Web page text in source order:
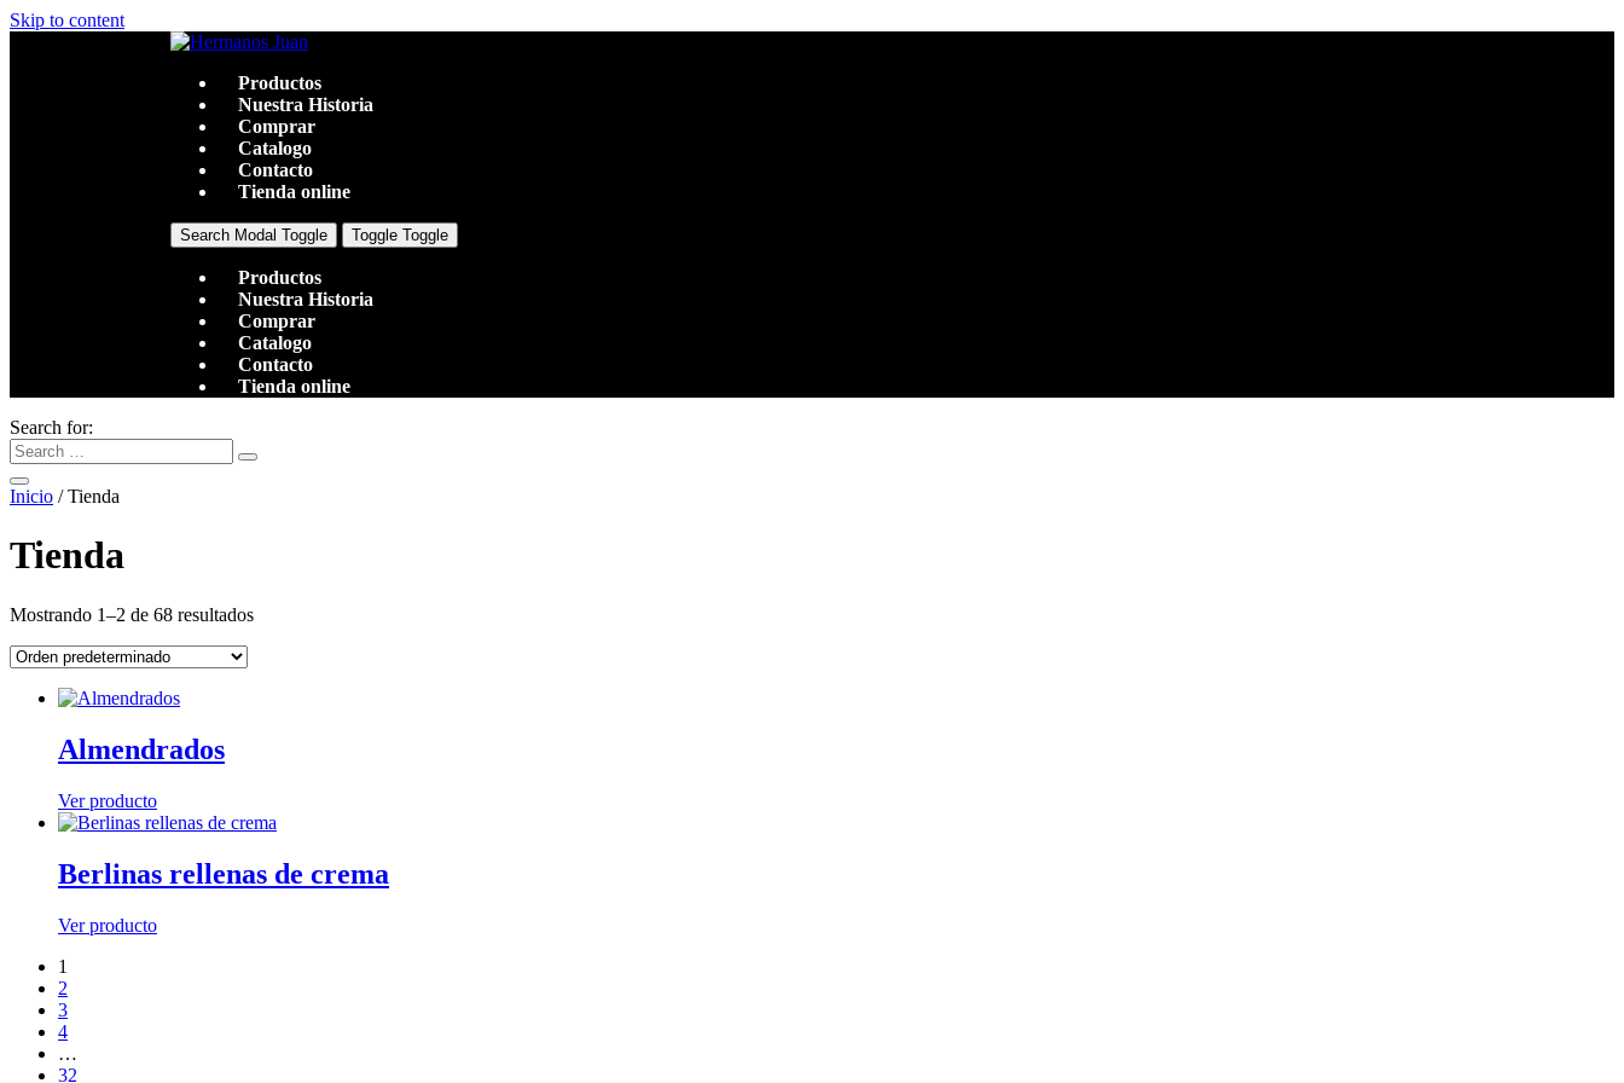
Skip to content
Productos
Nuestra Historia
Comprar
Catalogo
Contacto
Tienda online
Search Modal Toggle Toggle Toggle
Productos
Nuestra Historia
Comprar
Catalogo
Contacto
Tienda online
Search for:
Inicio / Tienda
Tienda
Mostrando 1–2 de 68 resultados
Almendrados
Ver producto
Berlinas rellenas de crema
Ver producto
1
2
3
4
…
32